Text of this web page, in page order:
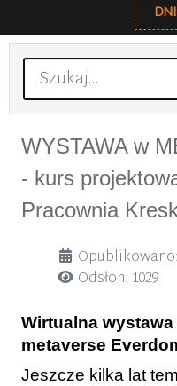
Szukaj
WYSTAWA w
- kurs
Pracownia
Szczegóły
Odsłon: 1029
Wirtualna
metaverse
Jeszcze kilka lat